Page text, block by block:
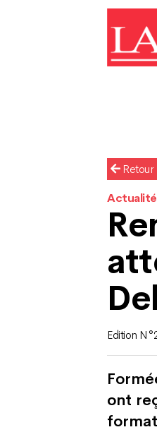
Retour
Edition
ont